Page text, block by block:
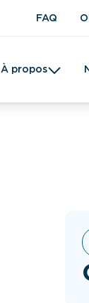
FAQ
À propos